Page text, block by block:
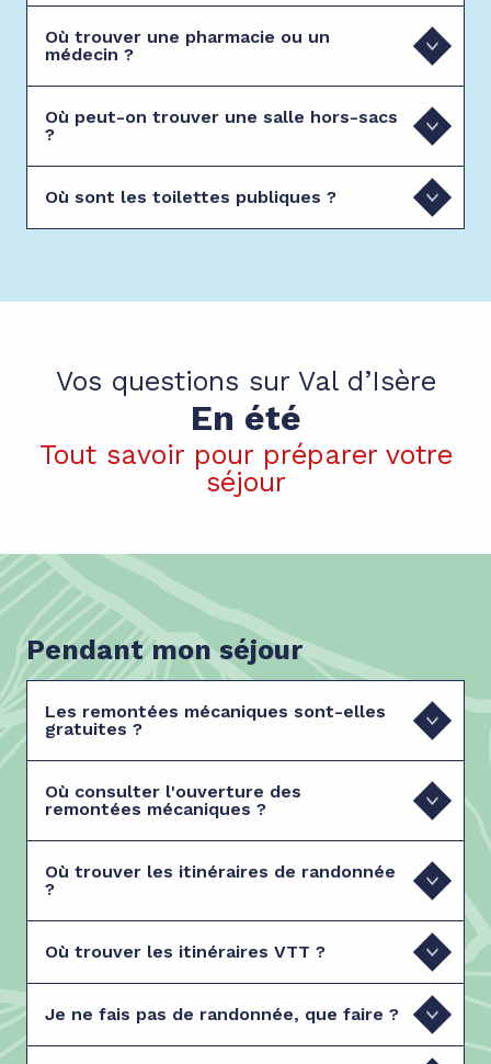
Où trouver une pharmacie ou un
médecin ?
Où peut-on trouver une salle hors-sacs
?
Où sont les toilettes publiques ?
Vos questions sur Val d’Isère
En été
Tout savoir pour préparer votre
séjour
Pendant mon séjour
Les remontées mécaniques sont-elles
gratuites ?
Où consulter l'ouverture des
remontées mécaniques ?
Où trouver les itinéraires de randonnée
?
Où trouver les itinéraires VTT ?
Je ne fais pas de randonnée, que faire ?